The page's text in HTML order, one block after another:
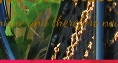
and therefore